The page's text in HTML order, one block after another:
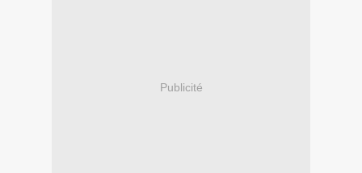
Publicité